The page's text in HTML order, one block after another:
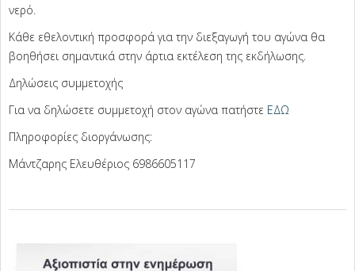
νερό.
Κάθε εθελοντική προσφορά για την διεξαγωγή του αγώνα θα
βοηθήσει σημαντικά στην άρτια εκτέλεση της εκδήλωσης.
Δηλώσεις συμμετοχής
Για να δηλώσετε συμμετοχή στον αγώνα πατήστε ΕΔΩ
Πληροφορίες διοργάνωσης:
Μάντζαρης Ελευθέριος 6986605117